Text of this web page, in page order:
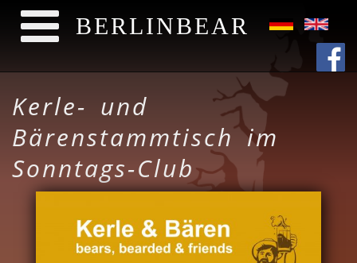
BERLINBEAR
Kerle- und
Bärenstammtisch im
Sonntags-Club